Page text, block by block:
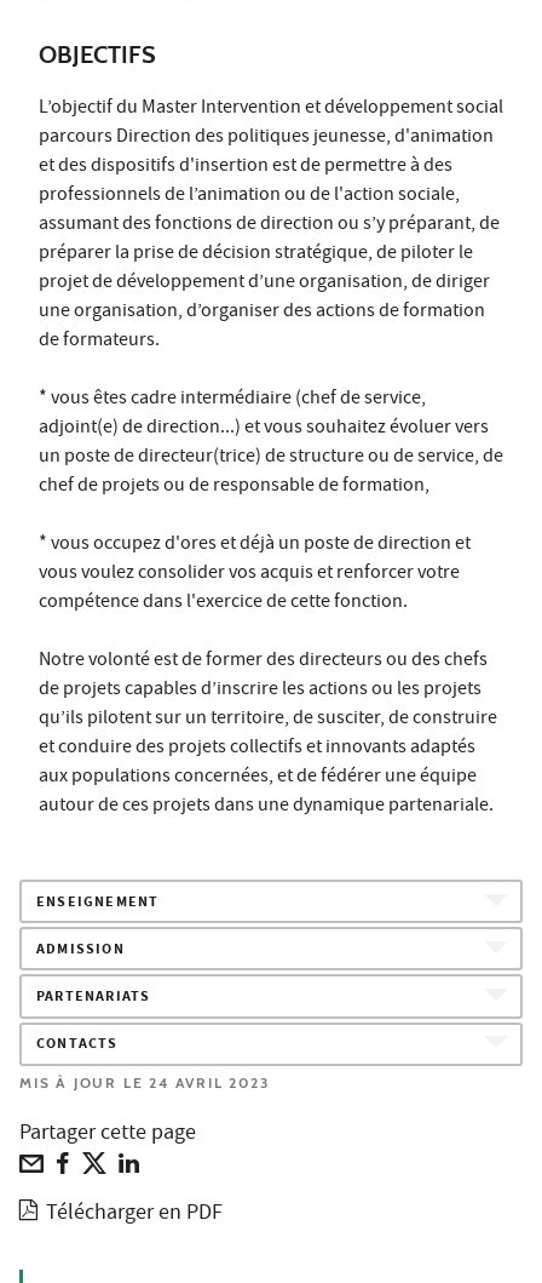
OBJECTIFS
L’objectif du Master Intervention et développement social
parcours Direction des politiques jeunesse, d'animation
et des dispositifs d'insertion est de permettre à des
professionnels de l’animation ou de l'action sociale,
assumant des fonctions de direction ou s’y préparant, de
préparer la prise de décision stratégique, de piloter le
projet de développement d’une organisation, de diriger
une organisation, d’organiser des actions de formation
de formateurs.
* vous êtes cadre intermédiaire (chef de service,
adjoint(e) de direction...) et vous souhaitez évoluer vers
un poste de directeur(trice) de structure ou de service, de
chef de projets ou de responsable de formation,
* vous occupez d'ores et déjà un poste de direction et
vous voulez consolider vos acquis et renforcer votre
compétence dans l'exercice de cette fonction.
Notre volonté est de former des directeurs ou des chefs
de projets capables d’inscrire les actions ou les projets
qu’ils pilotent sur un territoire, de susciter, de construire
et conduire des projets collectifs et innovants adaptés
aux populations concernées, et de fédérer une équipe
autour de ces projets dans une dynamique partenariale.
ENSEIGNEMENT
ADMISSION
PARTENARIATS
CONTACTS
MIS À JOUR LE 24 AVRIL 2023
Partager cette page
Télécharger en PDF